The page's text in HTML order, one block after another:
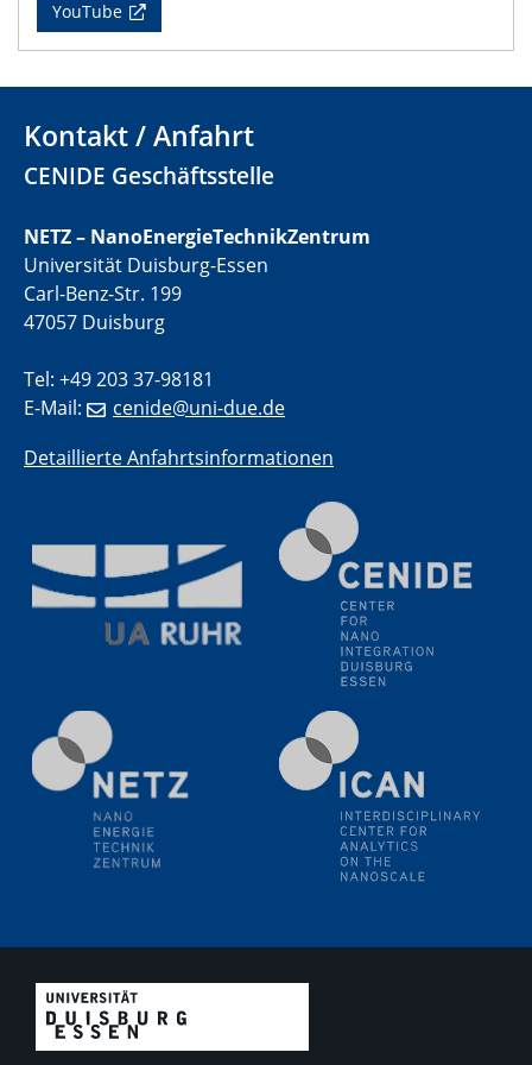
29.07.2025
Colloquium IMPR SusMet
Closing metal loops sustainably - opportunities &
05.08.2025
Colloquia Series on Sustainable Metallurgy
Towards a Sustainable Future: EU Safe and Sustainable
by Design Framework and AI in Circular Economy
28.08.2025
2D-MATURE Seminar Series
Electrochemical Tip-enhanced Raman spectroscopy---
methodology and its application for studying solid-
liquid interfaces
09.09.2025
reliably with critical metal oxides in simulations and
technologies
09.09.2025
Colloquium IMPR SusMet
It's all about transitions - dealing sustainably and
reliably with critical metal oxides in simulations and
Colloquium IMPR SusMet
It's all about transitions - dealing sustainably and
reliably with critical metal oxides in simulations and
YouTube
Kontakt / Anfahrt
CENIDE Geschäftsstelle
NETZ – NanoEnergieTechnikZentrum
Universität Duisburg-Essen
Carl-Benz-Str. 199
47057 Duisburg
Tel: +49 203 37-98181
E-Mail:
cenide@uni-due.de
Detaillierte Anfahrtsinformationen